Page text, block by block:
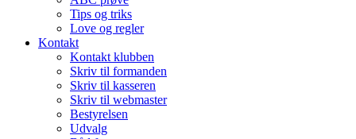
Tips og triks
Love og regler
Kontakt
Kontakt klubben
Skriv til formanden
Skriv til kasseren
Skriv til webmaster
Bestyrelsen
Udvalg